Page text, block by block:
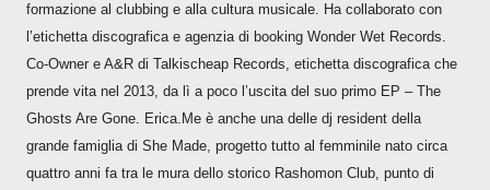
formazione al clubbing e alla cultura musicale. Ha collaborato con
l’etichetta discografica e agenzia di booking Wonder Wet Records.
Co-Owner e A&R di Talkischeap Records, etichetta discografica che
prende vita nel 2013, da lì a poco l’uscita del suo primo EP – The
Ghosts Are Gone. Erica.Me è anche una delle dj resident della
grande famiglia di She Made, progetto tutto al femminile nato circa
quattro anni fa tra le mura dello storico Rashomon Club, punto di